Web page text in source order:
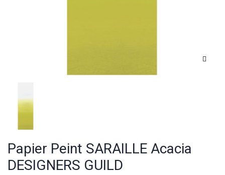
Papier Peint SARAILLE Acacia
DESIGNERS GUILD